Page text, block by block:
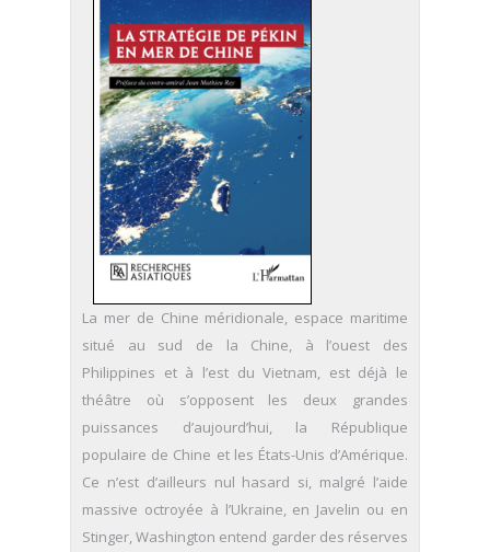
La mer de Chine méridionale, espace maritime
situé au sud de la Chine, à l’ouest des
Philippines et à l’est du Vietnam, est déjà le
théâtre où s’opposent les deux grandes
puissances d’aujourd’hui, la République
populaire de Chine et les États-Unis d’Amérique.
Ce n’est d’ailleurs nul hasard si, malgré l’aide
massive octroyée à l’Ukraine, en Javelin ou en
Stinger, Washington entend garder des réserves